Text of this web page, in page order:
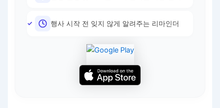
행사 시작 전 잊지 않게 알려주는 리마인더